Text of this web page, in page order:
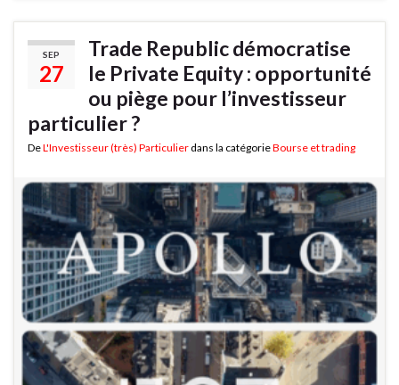
SEP
27
Trade Republic démocratise
le Private Equity : opportunité
ou piège pour l’investisseur
particulier ?
DeL'Investisseur (très) Particulier dans la catégorieBourse et trading